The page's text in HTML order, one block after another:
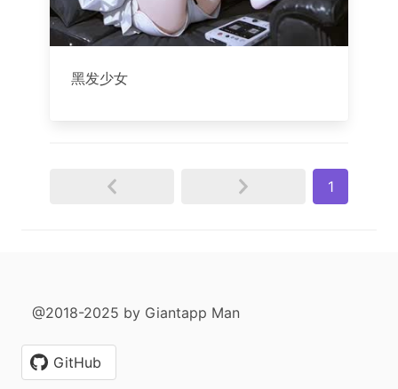
黑发少女
1
@2018-2025 by Giantapp Man
GitHub